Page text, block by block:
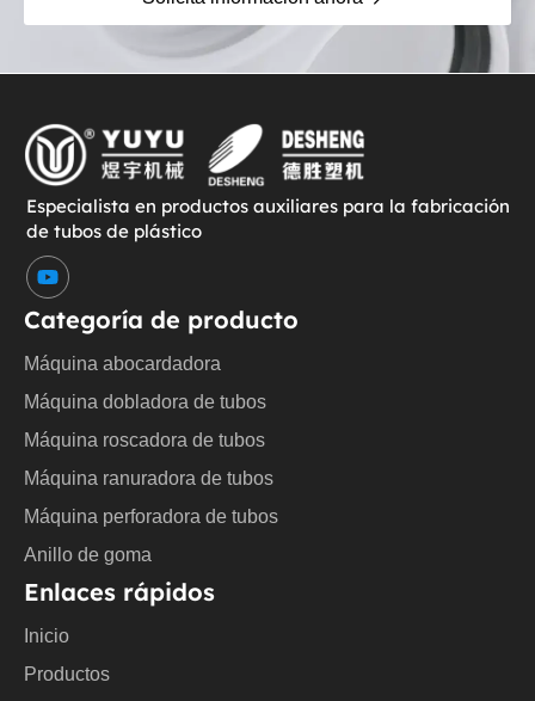
Especialista en productos auxiliares para la fabricación
de tubos de plástico
Y
o
t
u
b
e
Categoría de producto
Máquina abocardadora
Máquina dobladora de tubos
Máquina roscadora de tubos
Máquina ranuradora de tubos
Máquina perforadora de tubos
Anillo de goma
Enlaces rápidos
Inicio
Productos